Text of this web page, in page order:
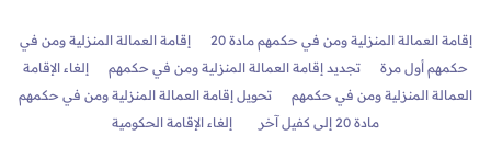
إقامة العمالة المنزلية ومن في حكمهم مادة 20
إقامة العمالة المنزلية ومن في
حكمهم أول مرة
تجديد إقامة العمالة المنزلية ومن في حكمهم
إلغاء الإقامة
العمالة المنزلية ومن في حكمهم
تحويل إقامة العمالة المنزلية ومن في حكمهم
مادة 20 إلى كفيل آخر
إلغاء الإقامة الحكومية